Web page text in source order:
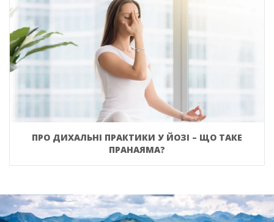
ПРО ДИХАЛЬНІ ПРАКТИКИ У ЙОЗІ – ЩО ТАКЕ
ПРАНАЯМА?